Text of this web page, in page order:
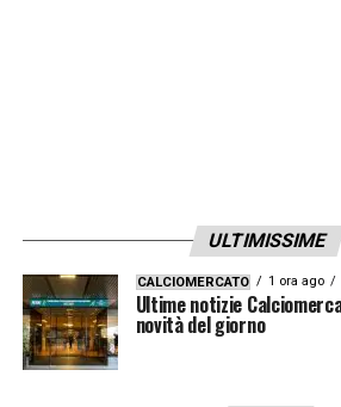
ULTIMISSIME
CALCIOMERCATO 1 ora ago
Ultime notizie
novità del giorno